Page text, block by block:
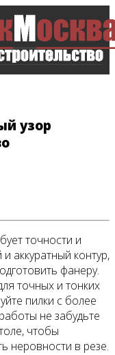
узор
точности и
аккуратный контур,
фанеру.
точных и тонких
пилки с более
не забудьте
чтобы
неровности в резе.